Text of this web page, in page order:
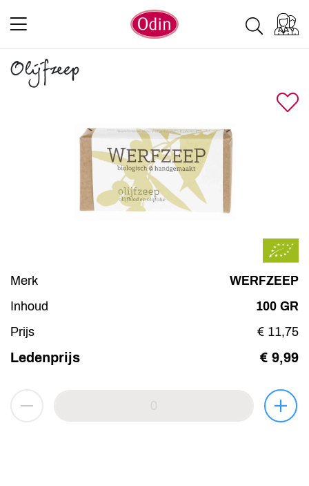
Olijfzeep
Merk
WERFZEEP
Inhoud
100 GR
Prijs
€ 11,75
Ledenprijs € 9,99